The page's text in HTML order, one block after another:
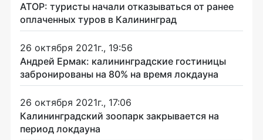
АТОР: туристы начали отказываться от ранее
оплаченных туров в Калининград
26 октября 2021г., 19:56
Андрей Ермак: калининградские гостиницы
забронированы на 80% на время локдауна
26 октября 2021г., 17:06
Калининградский зоопарк закрывается на
период локдауна